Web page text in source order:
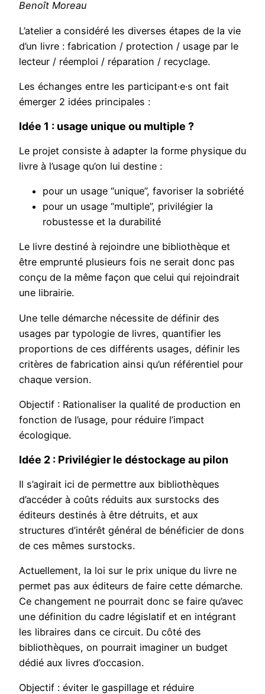
Benoît Moreau
L’atelier a considéré les diverses étapes de la vie
d’un livre : fabrication / protection / usage par le
lecteur / réemploi / réparation / recyclage.
Les échanges entre les participant·e·s ont fait
émerger 2 idées principales :
Idée 1 : usage unique ou multiple ?
Le projet consiste à adapter la forme physique du
livre à l’usage qu’on lui destine :
pour un usage “unique”, favoriser la sobriété
pour un usage “multiple”, privilégier la
robustesse et la durabilité
Le livre destiné à rejoindre une bibliothèque et
être emprunté plusieurs fois ne serait donc pas
conçu de la même façon que celui qui rejoindrait
une librairie.
Une telle démarche nécessite de définir des
usages par typologie de livres, quantifier les
proportions de ces différents usages, définir les
critères de fabrication ainsi qu’un référentiel pour
chaque version.
Objectif : Rationaliser la qualité de production en
fonction de l’usage, pour réduire l’impact
écologique.
Idée 2 : Privilégier le déstockage au pilon
Il s’agirait ici de permettre aux bibliothèques
d’accéder à coûts réduits aux surstocks des
éditeurs destinés à être détruits, et aux
structures d’intérêt général de bénéficier de dons
de ces mêmes surstocks.
Actuellement, la loi sur le prix unique du livre ne
permet pas aux éditeurs de faire cette démarche.
Ce changement ne pourrait donc se faire qu’avec
une définition du cadre législatif et en intégrant
les libraires dans ce circuit. Du côté des
bibliothèques, on pourrait imaginer un budget
dédié aux livres d’occasion.
Objectif : éviter le gaspillage et réduire